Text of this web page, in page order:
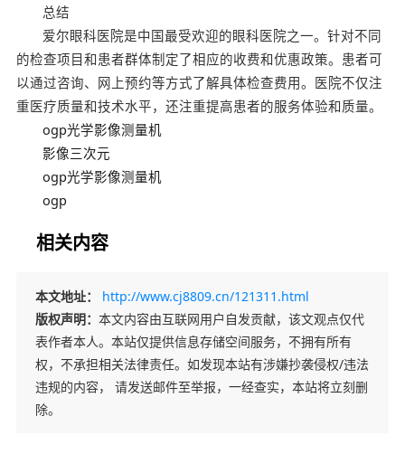
总结
爱尔眼科医院是中国最受欢迎的眼科医院之一。针对不同
的检查项目和患者群体制定了相应的收费和优惠政策。患者可
以通过咨询、网上预约等方式了解具体检查费用。医院不仅注
重医疗质量和技术水平，还注重提高患者的服务体验和质量。
ogp光学影像测量机
影像三次元
ogp光学影像测量机
ogp
相关内容
本文地址：
http://www.cj8809.cn/121311.html
版权声明： 本文内容由互联网用户自发贡献，该文观点仅代
表作者本人。本站仅提供信息存储空间服务，不拥有所有
权，不承担相关法律责任。如发现本站有涉嫌抄袭侵权/违法
违规的内容， 请发送邮件至举报，一经查实，本站将立刻删
除。